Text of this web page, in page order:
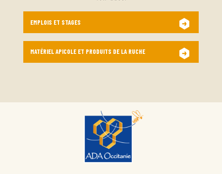
EMPLOIS ET STAGES
MATÉRIEL APICOLE ET PRODUITS DE LA RUCHE